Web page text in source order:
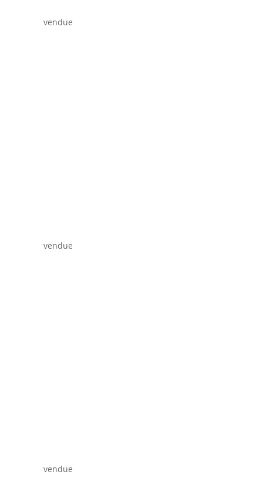
vendue
vendue
vendue